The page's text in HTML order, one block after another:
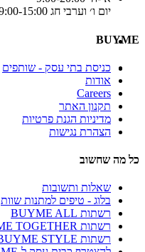
יום ו׳ וערבי חג 9:00-15:00
BUYME
כניסת בתי עסק - שותפים
אודות
Careers
תקנון האתר
מדיניות הגנת פרטיות
הצהרת נגישות
כל מה שחשוב
שאלות ותשובות
בלוג - טיפים למתנות שוות
רשתות BUYME ALL
רשתות BUYME TOGETHER
רשתות BUYME STYLE